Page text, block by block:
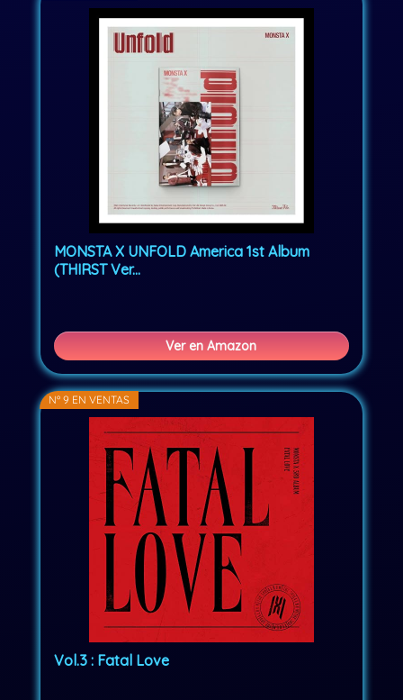
MONSTA X UNFOLD America 1st Album
(THIRST Ver...
Ver en Amazon
Nº 9 EN VENTAS
Vol.3 : Fatal Love